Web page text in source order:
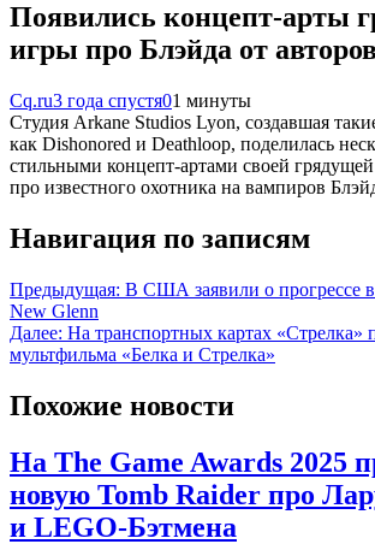
Появились концепт-арты
игры про Блэйда от
Cq.ru3 года спустя01 минуты
Студия Arkane Studios Lyon, создавшая
как Dishonored и Deathloop, поделилась
стильными концепт-артами своей
про известного охотника на вампиров
Навигация по записям
Предыдущая: В США заявили о прогрессе
New Glenn
Далее: На транспортных картах «Стрелка»
мультфильма «Белка и Стрелка»
Похожие новости
На The Game Awards 2025
новую Tomb Raider про
и LEGO-Бэтмена